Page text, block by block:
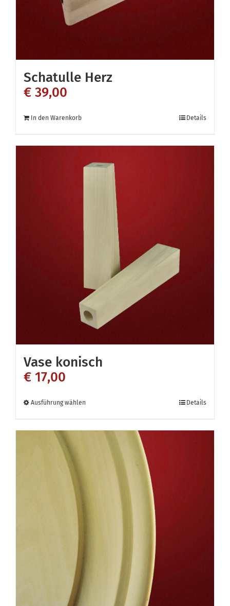
Produktseite
Schatulle Herz
€ 39,00
In den Warenkorb Details
Vase konisch
€ 17,00
Ausführung wählen
weist
mehrere
Varianten
Produktseite
gewählt
Details